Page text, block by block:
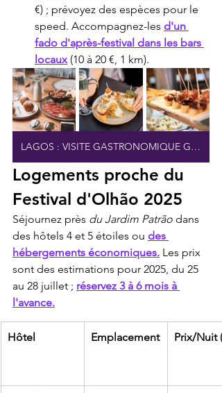
€) ; prévoyez des espèces pour le
speed. Accompagnez-les d'un
fado d'après-festival dans les bars
locaux (10 à 20 €, 1 km).
LAGOS : VISITE GASTRONOMIQUE GUIDÉE
Logements proche du
Festival d'Olhão 2025
Séjournez près du Jardim Patrão dans
des hôtels 4 et 5 étoiles ou des
hébergements économiques. Les prix
sont des estimations pour 2025, du 25
au 28 juillet ; réservez 3 à 6 mois à
l'avance.
Hôtel Emplacement Prix/Nuit